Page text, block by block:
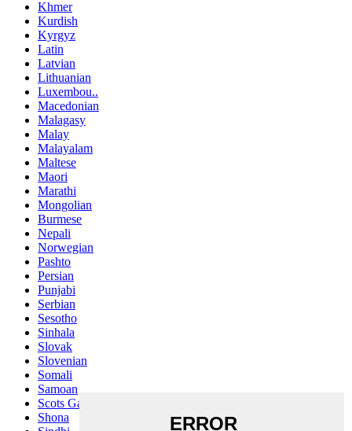
Khmer
Kurdish
Kyrgyz
Latin
Latvian
Lithuanian
Luxembou..
Macedonian
Malagasy
Malay
Malayalam
Maltese
Maori
Marathi
Mongolian
Burmese
Nepali
Norwegian
Pashto
Persian
Punjabi
Serbian
Sesotho
Sinhala
Slovak
Slovenian
Somali
Samoan
Scots Gaelic
Shona